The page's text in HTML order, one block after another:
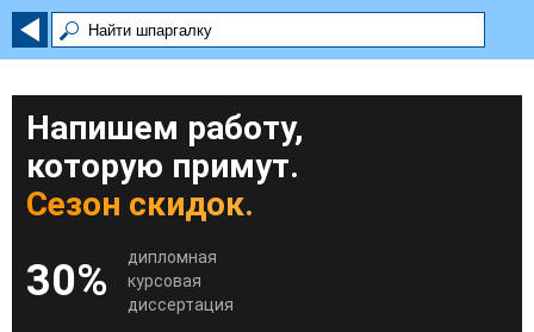
Напишем работу,
которую примут.
Сезон скидок.
30%
дипломная
курсовая
диссертация